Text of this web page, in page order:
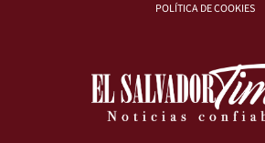
POLÍTICA DE COOKIES